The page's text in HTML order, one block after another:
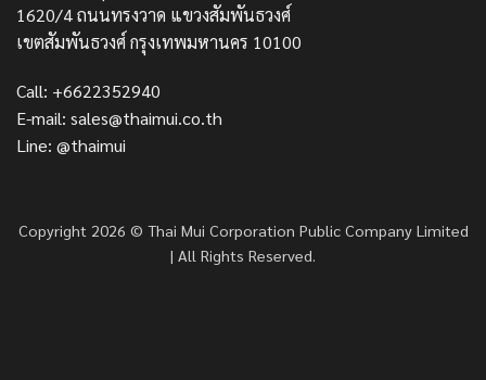
1620/4 ถนนทรงวาด แขวงสัมพันธวงศ์
เขตสัมพันธวงศ์ กรุงเทพมหานคร 10100
Call: +6622352940
E-mail: sales@thaimui.co.th
Line: @thaimui
Copyright 2026 © Thai Mui Corporation Public Company Limited
| All Rights Reserved.